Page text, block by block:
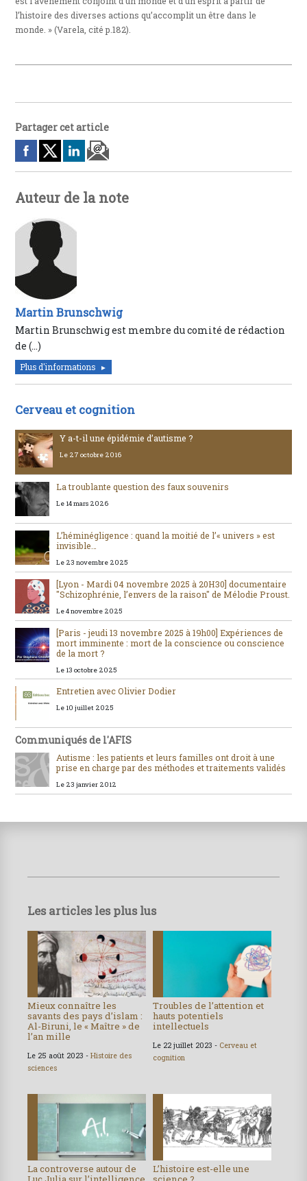
l’histoire des diverses actions qu’accomplit un être dans le
monde. » (Varela, cité p.182).
Partager cet article
Auteur de la note
Martin Brunschwig
Martin Brunschwig est membre du comité de rédaction
de (…)
Plus d'informations
Cerveau et cognition
Y a-t-il une épidémie d’autisme ?
Le 27 octobre 2016
La troublante question des faux souvenirs
Le 14 mars 2026
L’héminégligence : quand la moitié de l’« univers » est
invisible…
Le 23 novembre 2025
[Lyon - Mardi 04 novembre 2025 à 20H30] documentaire
"Schizophrénie, l’envers de la raison" de Mélodie Proust.
Le 4 novembre 2025
[Paris - jeudi 13 novembre 2025 à 19h00] Expériences de
mort imminente : mort de la conscience ou conscience
de la mort ?
Le 13 octobre 2025
Entretien avec Olivier Dodier
Le 10 juillet 2025
Communiqués de l'AFIS
Autisme : les patients et leurs familles ont droit à une
prise en charge par des méthodes et traitements validés
Le 23 janvier 2012
Les articles les plus lus
Mieux connaître les
savants des pays d’islam :
Al-Biruni, le « Maître » de
l’an mille
Le 25 août 2023 - Histoire des
sciences
Troubles de l’attention et
hauts potentiels
intellectuels
Le 22 juillet 2023 - Cerveau et
cognition
La controverse autour de
L’histoire est-elle une